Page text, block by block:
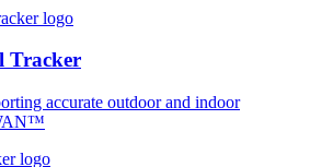
Tracker
accurate outdoor and indoor